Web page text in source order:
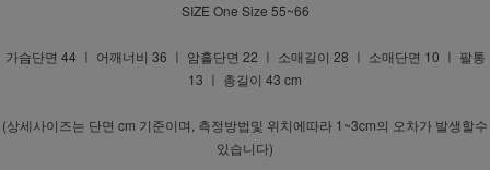
SIZE One Size 55~66
가슴단면 44 ㅣ 어깨너비 36 ㅣ 암홀단면 22 ㅣ 소매길이 28 ㅣ 소매단면 10 ㅣ 팔통
13 ㅣ 총길이 43 cm
(상세사이즈는 단면 cm 기준이며, 측정방법및 위치에따라 1~3cm의 오차가 발생할수
있습니다)